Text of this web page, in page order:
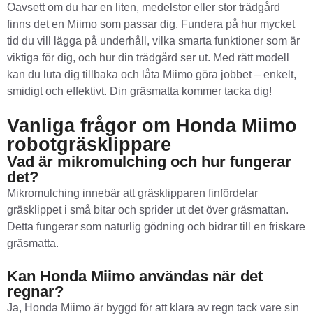
Oavsett om du har en liten, medelstor eller stor trädgård
finns det en Miimo som passar dig. Fundera på hur mycket
tid du vill lägga på underhåll, vilka smarta funktioner som är
viktiga för dig, och hur din trädgård ser ut. Med rätt modell
kan du luta dig tillbaka och låta Miimo göra jobbet – enkelt,
smidigt och effektivt. Din gräsmatta kommer tacka dig!
Vanliga frågor om Honda Miimo
robotgräsklippare
Vad är mikromulching och hur fungerar
det?
Mikromulching innebär att gräsklipparen finfördelar
gräsklippet i små bitar och sprider ut det över gräsmattan.
Detta fungerar som naturlig gödning och bidrar till en friskare
gräsmatta.
Kan Honda Miimo användas när det
regnar?
Ja, Honda Miimo är byggd för att klara av regn tack vare sin